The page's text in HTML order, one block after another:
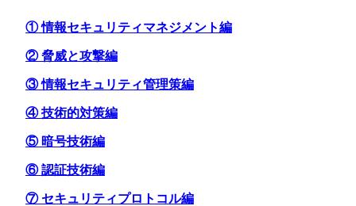
① 情報セキュリティマネジメント編
② 脅威と攻撃編
③ 情報セキュリティ管理策編
④ 技術的対策編
⑤ 暗号技術編
⑥ 認証技術編
⑦ セキュリティプロトコル編